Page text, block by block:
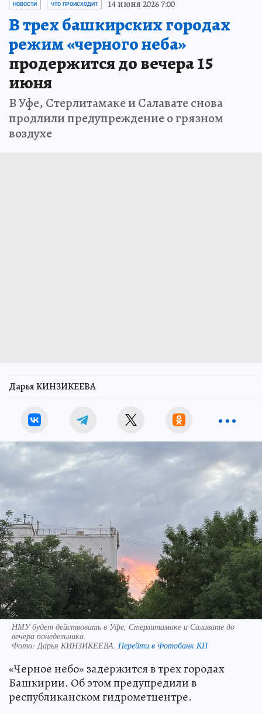
НОВОСТИ ЧТО ПРОИСХОДИТ 14 июня 2026 7:00
В трех башкирских городах
режим «черного неба»
продержится до вечера 15
июня
В Уфе, Стерлитамаке и Салавате снова
продлили предупреждение о грязном
воздухе
Дарья КИНЗИКЕЕВА
НМУ будет действовать в Уфе, Стерлитамаке и Салавате до
вечера понедельника.
Фото:Дарья КИНЗИКЕЕВА. Перейти в Фотобанк КП
«Черное небо» задержится в трех городах
Башкирии. Об этом предупредили в
республиканском гидрометцентре.